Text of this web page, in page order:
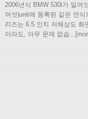
2006년식 BMW 530i가 일여
여섯|unit에 등록된 같은 연
리즈는 6.5 인치 저해상도 화
이라도, 아무 문제 없습